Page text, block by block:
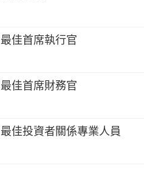
最佳首席執行官
最佳首席財務官
最佳投資者關係專業人員